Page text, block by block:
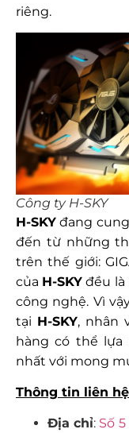
riêng.
Công ty H-SKY
H-SKY đang
đến từ những
trên thế giới:
của H-SKY đều là
công nghệ. Vì
tại H-SKY, nhân
hàng có thể lựa
nhất với mong
Thông tin liên
Địa chỉ: Số